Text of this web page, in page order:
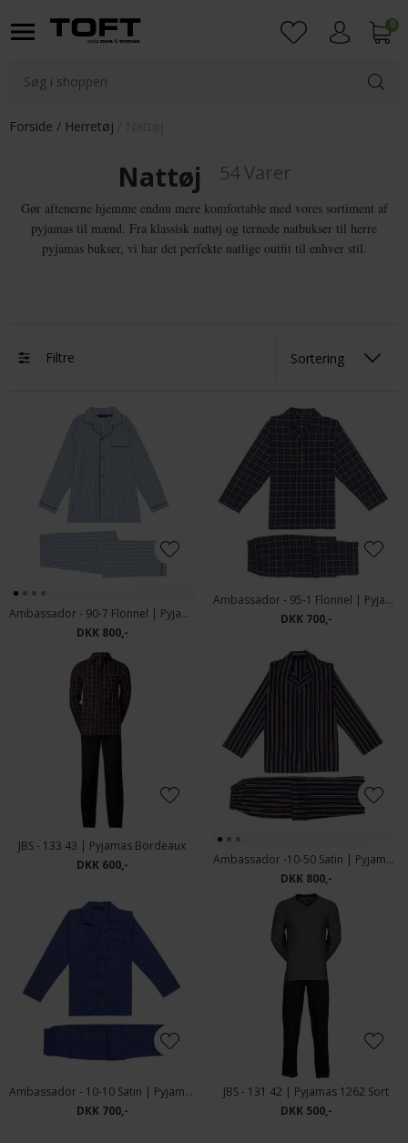
0
Forside Herretøj
Nattøj 54 Varer
Gør aftenerne hjemme endnu mere komfortable med vores sortiment af
pyjamas til mænd. Fra klassisk nattøj og ternede natbukser til herre
pyjamas bukser, vi har det perfekte natlige outfit til enhver stil.
Filtre
Ambassador - 90-7 Flonnel | Pyjamas Lyseblå M. Strib
DKK 800,-
Ambassador - 95-1 Flonnel | Pyjamas Marine Tern
DKK 700,-
JBS - 133 43 | Pyjamas Bordeaux
DKK 600,-
Ambassador -10-50 Satin | Pyjamas Navy m/strib
DKK 800,-
Ambassador - 10-10 Satin | Pyjamas Blå Mønster
DKK 700,-
JBS - 131 42 | Pyjamas 1262 Sort
DKK 500,-